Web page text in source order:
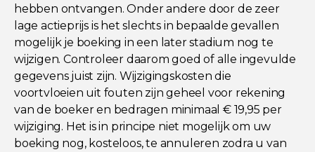
hebben ontvangen. Onder andere door de zeer
lage actieprijs is het slechts in bepaalde gevallen
mogelijk je boeking in een later stadium nog te
wijzigen. Controleer daarom goed of alle ingevulde
gegevens juist zijn. Wijzigingskosten die
voortvloeien uit fouten zijn geheel voor rekening
van de boeker en bedragen minimaal € 19,95 per
wijziging. Het is in principe niet mogelijk om uw
boeking nog, kosteloos, te annuleren zodra u van